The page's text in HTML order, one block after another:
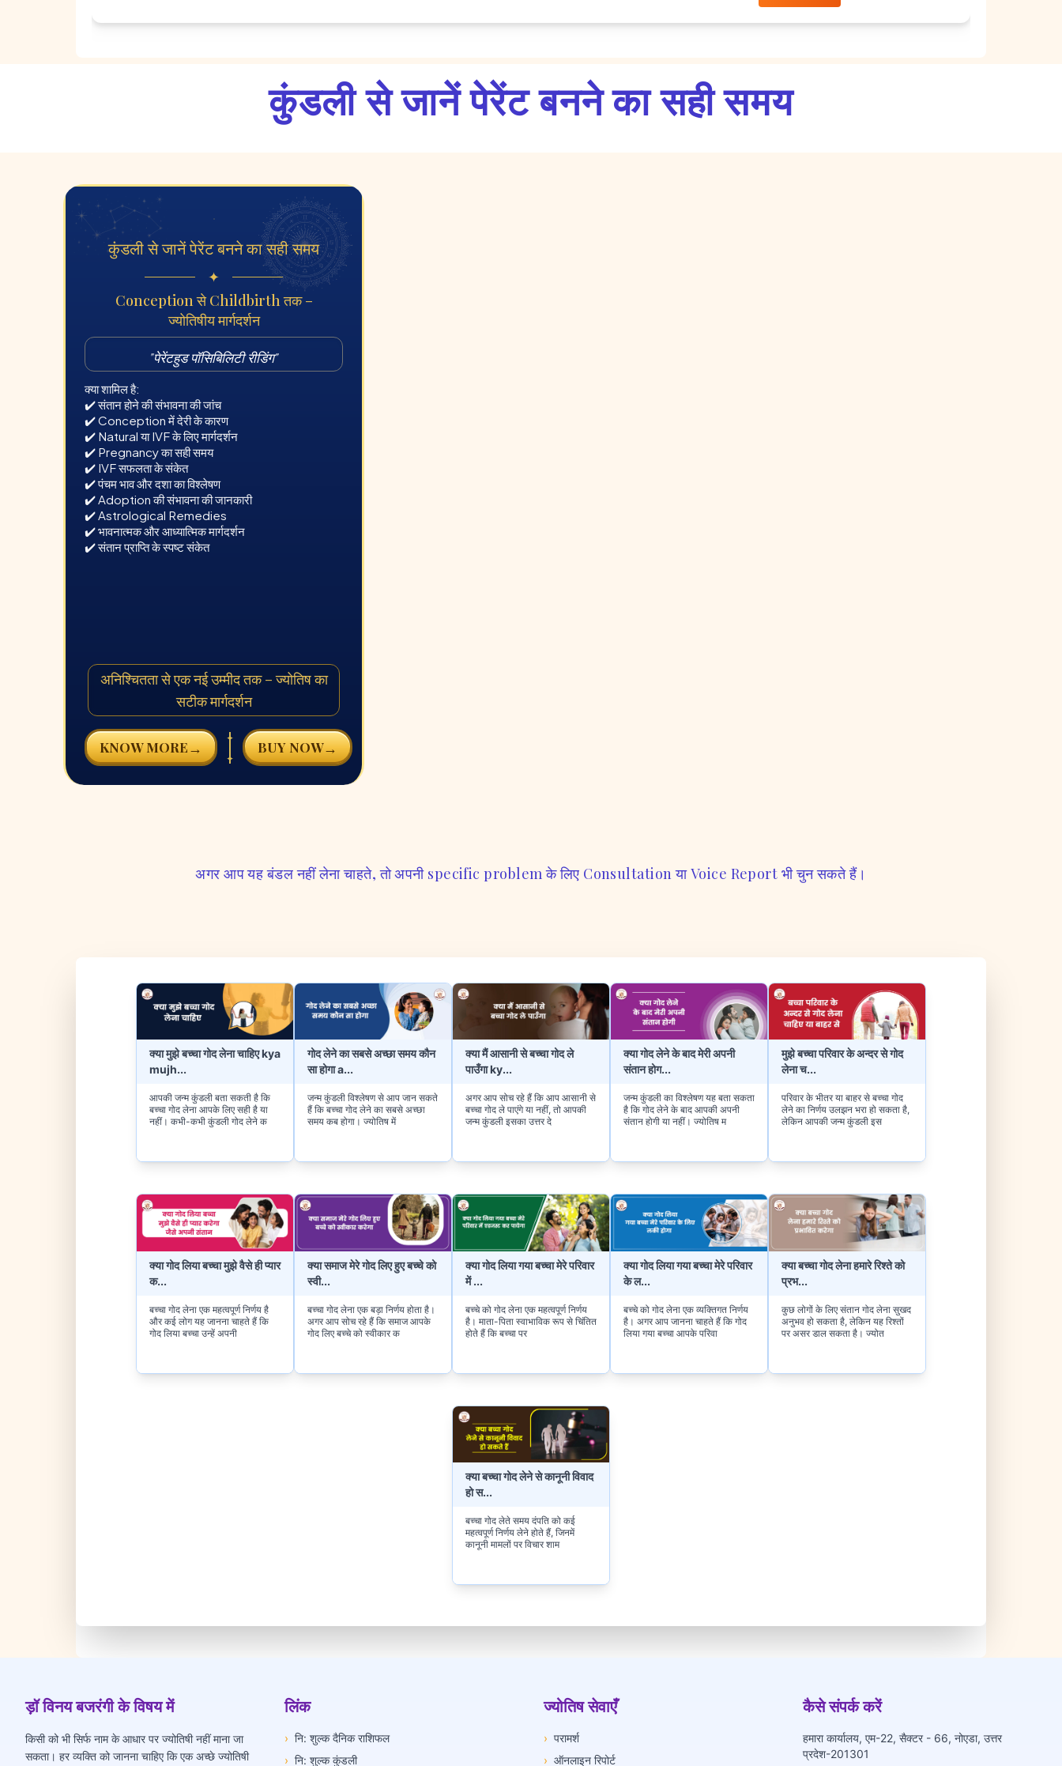
कुंडली से जानें पेरेंट बनने का सही समय
कुंडली से जानें पेरेंट बनने का सही समय
✦
Conception से Childbirth तक –
ज्योतिषीय मार्गदर्शन
"पेरेंटहुड पॉसिबिलिटी रीडिंग"
क्या शामिल है:
✔️ संतान होने की संभावना की जांच
✔️ Conception में देरी के कारण
✔️ Natural या IVF के लिए मार्गदर्शन
✔️ Pregnancy का सही समय
✔️ IVF सफलता के संकेत
✔️ पंचम भाव और दशा का विश्लेषण
✔️ Adoption की संभावना की जानकारी
✔️ Astrological Remedies
✔️ भावनात्मक और आध्यात्मिक मार्गदर्शन
✔️ संतान प्राप्ति के स्पष्ट संकेत
अनिश्चितता से एक नई उम्मीद तक – ज्योतिष का
सटीक मार्गदर्शन
KNOW MORE→
✦
✦
BUY NOW→
अगर आप यह बंडल नहीं लेना चाहते, तो अपनी specific problem के लिए Consultation या Voice Report भी चुन सकते हैं।
क्या मुझे बच्चा गोद लेना चाहिए kya
mujh...
आपकी जन्म कुंडली बता सकती है कि
बच्चा गोद लेना आपके लिए सही है या
नहीं। कभी-कभी कुंडली गोद लेने क
गोद लेने का सबसे अच्छा समय कौन
सा होगा a...
जन्म कुंडली विश्लेषण से आप जान सकते
हैं कि बच्चा गोद लेने का सबसे अच्छा
समय कब होगा। ज्योतिष में
क्या मैं आसानी से बच्चा गोद ले
पाउँगा ky...
अगर आप सोच रहे हैं कि आप आसानी से
बच्चा गोद ले पाएंगे या नहीं, तो आपकी
जन्म कुंडली इसका उत्तर दे
क्या गोद लेने के बाद मेरी अपनी
संतान होग...
जन्म कुंडली का विश्लेषण यह बता सकता
है कि गोद लेने के बाद आपकी अपनी
संतान होगी या नहीं। ज्योतिष म
मुझे बच्चा परिवार के अन्दर से गोद
लेना च...
परिवार के भीतर या बाहर से बच्चा गोद
लेने का निर्णय उलझन भरा हो सकता है,
लेकिन आपकी जन्म कुंडली इस
क्या गोद लिया बच्चा मुझे वैसे ही प्यार
क...
बच्चा गोद लेना एक महत्वपूर्ण निर्णय है
और कई लोग यह जानना चाहते हैं कि
गोद लिया बच्चा उन्हें अपनी
क्या समाज मेरे गोद लिए हुए बच्चे को
स्वी...
बच्चा गोद लेना एक बड़ा निर्णय होता है।
अगर आप सोच रहे हैं कि समाज आपके
गोद लिए बच्चे को स्वीकार क
क्या गोद लिया गया बच्चा मेरे परिवार
में...
बच्चे को गोद लेना एक महत्वपूर्ण निर्णय
है। माता-पिता स्वाभाविक रूप से चिंतित
होते हैं कि बच्चा पर
क्या गोद लिया गया बच्चा मेरे परिवार
के ल...
बच्चे को गोद लेना एक व्यक्तिगत निर्णय
है। अगर आप जानना चाहते हैं कि गोद
लिया गया बच्चा आपके परिवा
क्या बच्चा गोद लेना हमारे रिश्ते को
प्रभ...
कुछ लोगों के लिए संतान गोद लेना सुखद
अनुभव हो सकता है, लेकिन यह रिश्तों
पर असर डाल सकता है। ज्योत
क्या बच्चा गोद लेने से कानूनी विवाद
हो स...
बच्चा गोद लेते समय दंपति को कई
महत्वपूर्ण निर्णय लेने होते हैं, जिनमें
कानूनी मामलों पर विचार शाम
ड़ॉ विनय बजरंगी के विषय में
किसी को भी सिर्फ नाम के आधार पर ज्योतिषी नहीं माना जा
सकता। हर व्यक्ति को जानना चाहिए कि एक अच्छे ज्योतिषी
लिंक
› नि: शुल्क दैनिक राशिफल
› नि: शुल्क कुंडली
ज्योतिष सेवाएँ
› परामर्श
› ऑनलाइन रिपोर्ट
कैसे संपर्क करें
हमारा कार्यालय, एम-22, सैक्टर - 66, नोएडा, उत्तर
प्रदेश-201301